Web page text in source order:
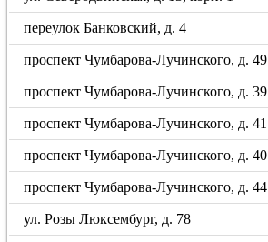
переулок Банковский, д. 4
проспект Чумбарова-Лучинского, д. 49
проспект Чумбарова-Лучинского, д. 39
проспект Чумбарова-Лучинского, д. 41
проспект Чумбарова-Лучинского, д. 40
проспект Чумбарова-Лучинского, д. 44
ул. Розы Люксембург, д. 78